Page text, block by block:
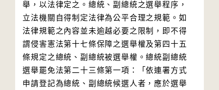
舉，以法律定之。總統、副總統之選舉程序，
立法機關自得制定法律為公平合理之規範。如
法律規範之內容並未逾越必要之限制，即不得
謂侵害憲法第十七條保障之選舉權及第四十五
條規定之總統、副總統被選舉權。總統副總統
選舉罷免法第二十三條第一項：「依連署方式
申請登記為總統、副總統候選人者，應於選舉